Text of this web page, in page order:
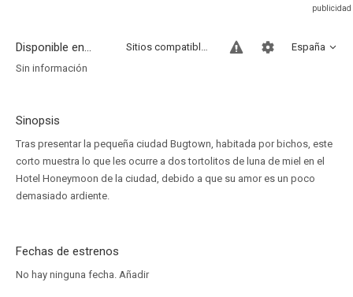
Disponible en... España
Sitios compatibles
Sin información
Sinopsis
Tras presentar la pequeña ciudad Bugtown, habitada por bichos, este
corto muestra lo que les ocurre a dos tortolitos de luna de miel en el
Hotel Honeymoon de la ciudad, debido a que su amor es un poco
demasiado ardiente.
Fechas de estrenos
No hay ninguna fecha. Añadir